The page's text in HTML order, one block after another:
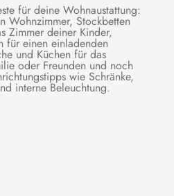
für deine Wohnaustattung:
Wohnzimmer, Stockbetten
Zimmer deiner Kinder,
für einen einladenden
und Küchen für das
oder Freunden und noch
wie Schränke,
interne Beleuchtung.